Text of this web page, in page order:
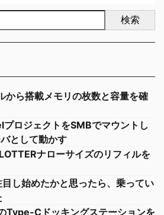
検索
ら搭載メモリの枚数と容量を確
ロジェクトをSMBでマウントし
として動かす
ナローサイズのリフィルを
し始めたかと思ったら、乗ってい
Type-Cドッキングステーションを